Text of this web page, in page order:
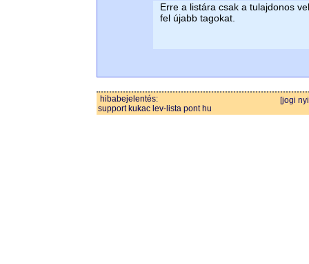
Erre a listára csak a tulajdonos
fel újabb tagokat.
hibabejelentés:
support kukac lev-lista pont hu
[jogi